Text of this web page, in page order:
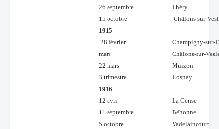
26 septembre
Lhéry
15 octobre
Châlons-sur-
1915
28 février
Champigny-sur-
mars
Châlons-sur-
22 mars
Muizon
3 trimestre
Rosnay
1916
12 avri
La Cense
11 septembre
Béhonne
5 octobre
Vadelaincourt